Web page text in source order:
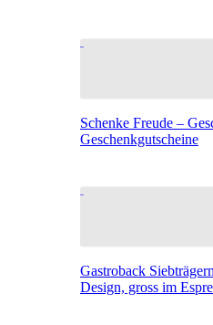
Schenke Freude –
Geschenkgutscheine
Gastroback
Design, gross im